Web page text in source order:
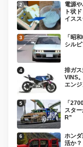
電源
ト状
イス
「昭
シル
排ガス
VINS
エン
「
スタ
R”
ホン
活か